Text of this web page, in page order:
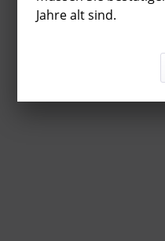
Jahre alt sind.